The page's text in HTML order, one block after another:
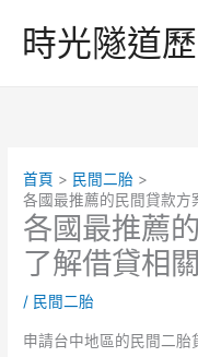
時光隧道
首頁
民間二胎
各國最推薦的民間貸款方
各國最推薦
了解借貸相
/ 民間二胎
申請台中地區的民間二